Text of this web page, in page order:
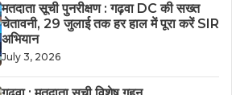
मतदाता सूची पुनरीक्षण : गढ़वा DC की सख्त
चेतावनी, 29 जुलाई तक हर हाल में पूरा करें SIR
अभियान
July 3, 2026